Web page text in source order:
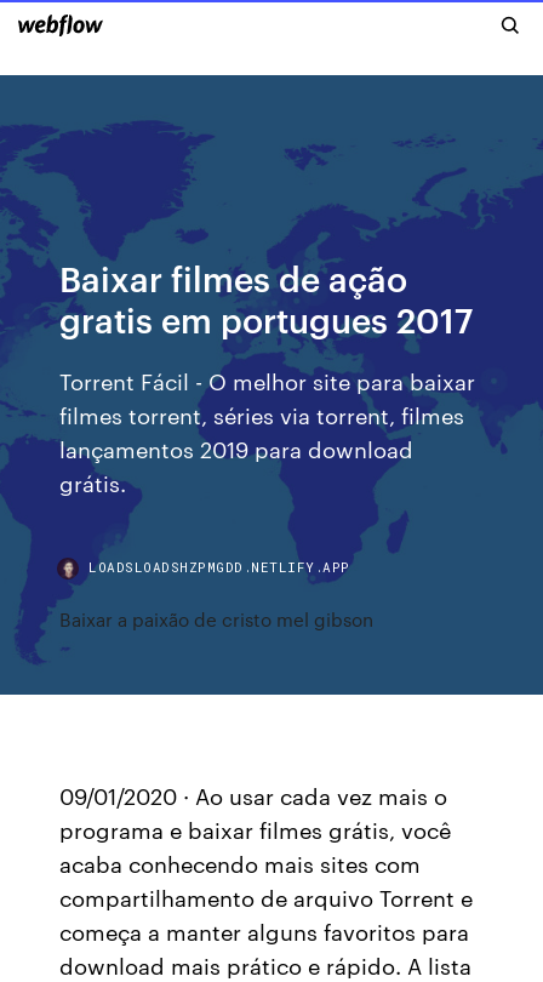
Baixar filmes de ação
gratis em portugues 2017
Torrent Fácil - O melhor site para baixar
filmes torrent, séries via torrent, filmes
lançamentos 2019 para download
grátis.
LOADSLOADSHZPMGDD.NETLIFY.APP
Baixar a paixão de cristo mel gibson
09/01/2020 · Ao usar cada vez mais o
programa e baixar filmes grátis, você
acaba conhecendo mais sites com
compartilhamento de arquivo Torrent e
começa a manter alguns favoritos para
download mais prático e rápido. A lista